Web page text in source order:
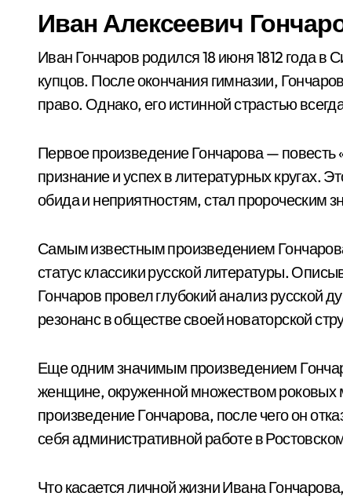
Иван Алексеевич
Иван Гончаров родился 18 июня 1812 года
купцов. После окончания гимназии,
право. Однако, его истинной страстью
Первое произведение Гончарова —
признание и успех в литературных кругах.
обида и неприятностям, стал пророческим
Самым известным произведением
статус классики русской литературы.
Гончаров провел глубокий анализ русской
резонанс в обществе своей новаторской
Еще одним значимым произведением
женщине, окруженной множеством
произведение Гончарова, после чего он
себя административной работе в
Что касается личной жизни Ивана